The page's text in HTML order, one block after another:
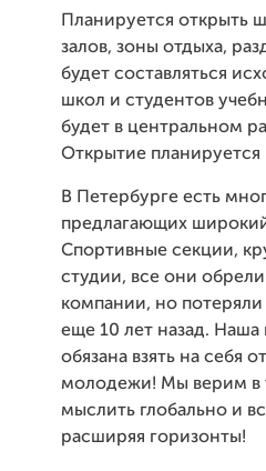
Планируется открыть
залов, зоны отдыха,
будет составляться
школ и студентов
будет в центральном
Открытие планируется
В Петербурге есть
предлагающих
Спортивные секции,
студии, все они
компании, но
еще 10 лет назад.
обязана взять на себя
молодежи! Мы верим в
мыслить глобально и
расширяя горизонты!